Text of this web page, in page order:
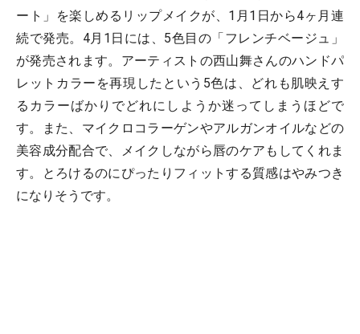
ート」を楽しめるリップメイクが、1月1日から4ヶ月連
続で発売。4月1日には、5色目の「フレンチベージュ」
が発売されます。アーティストの西山舞さんのハンドパ
レットカラーを再現したという5色は、どれも肌映えす
るカラーばかりでどれにしようか迷ってしまうほどで
す。また、マイクロコラーゲンやアルガンオイルなどの
美容成分配合で、メイクしながら唇のケアもしてくれま
す。とろけるのにぴったりフィットする質感はやみつき
になりそうです。